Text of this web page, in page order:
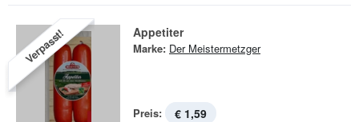
Verpasst! Appetiter
Marke: Der Meistermetzger
Preis: € 1,59